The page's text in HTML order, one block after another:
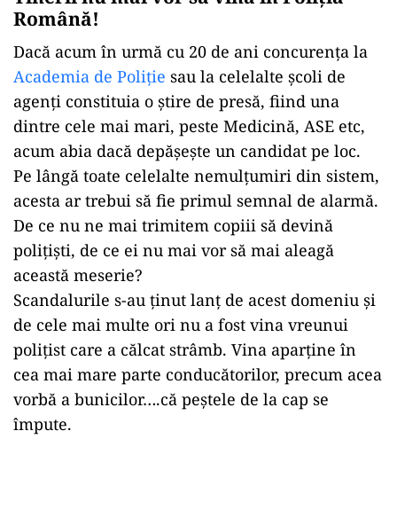
Română!
Dacă acum în urmă cu 20 de ani concurența la
Academia de Poliție sau la celelalte școli de
agenți constituia o știre de presă, fiind una
dintre cele mai mari, peste Medicină, ASE etc,
acum abia dacă depășește un candidat pe loc.
Pe lângă toate celelalte nemulțumiri din sistem,
acesta ar trebui să fie primul semnal de alarmă.
De ce nu ne mai trimitem copiii să devină
polițiști, de ce ei nu mai vor să mai aleagă
această meserie?
Scandalurile s-au ținut lanț de acest domeniu și
de cele mai multe ori nu a fost vina vreunui
polițist care a călcat strâmb. Vina aparține în
cea mai mare parte conducătorilor, precum acea
vorbă a bunicilor….că peștele de la cap se
împute.